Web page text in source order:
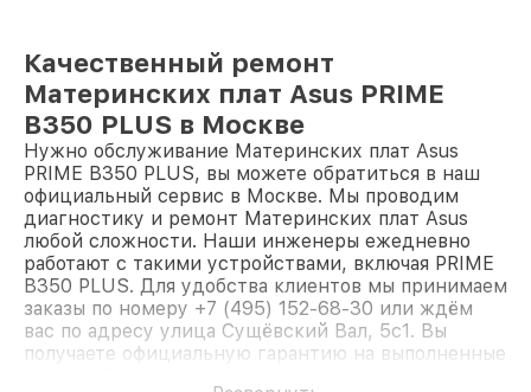
Качественный ремонт
Материнских плат Asus PRIME
B350 PLUS в Москве
Нужно обслуживание Материнских плат Asus
PRIME B350 PLUS, вы можете обратиться в наш
официальный сервис в Москве. Мы проводим
диагностику и ремонт Материнских плат Asus
любой сложности. Наши инженеры ежедневно
работают с такими устройствами, включая PRIME
B350 PLUS. Для удобства клиентов мы принимаем
заказы по номеру +7 (495) 152-68-30 или ждём
вас по адресу улица Сущёвский Вал, 5с1. Вы
получаете официальную гарантию на выполненные